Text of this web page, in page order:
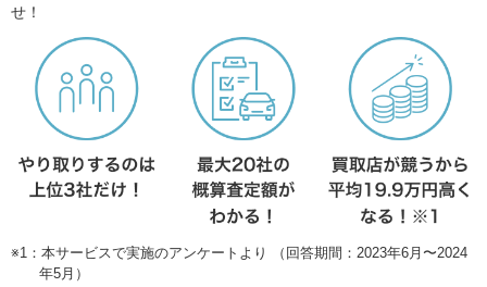
せ！
※1：本サービスで実施のアンケートより （回答期間：2023年6月〜2024
年5月）